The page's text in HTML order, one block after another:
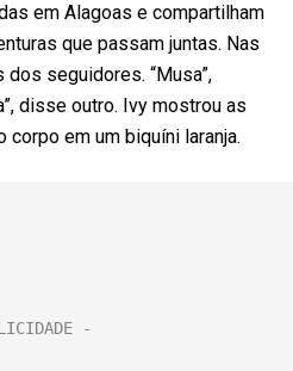
em Alagoas e compartilham
que passam juntas. Nas
seguidores. “Musa”,
disse outro. Ivy mostrou as
em um biquíni laranja.